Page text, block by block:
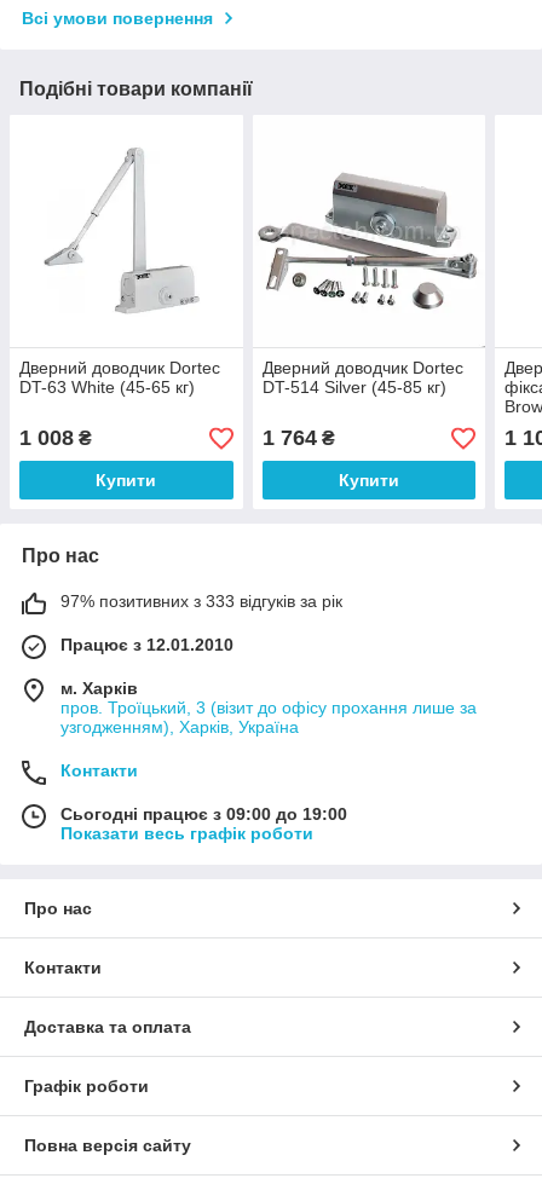
Всі умови повернення
Подібні товари компанії
Дверний доводчик Dortec
DT-63 White (45-65 кг)
1 008 ₴
Купити
Дверний доводчик Dortec
DT-514 Silver (45-85 кг)
1 764₴
Купити
1
Про нас
97% позитивних з 333 відгуків за рік
Працює з 12.01.2010
м. Харків
пров. Троїцький, 3 (візит до офісу прохання лише за
узгодженням), Харків, Україна
Контакти
Сьогодні працює з 09:00 до 19:00
Показати весь графік роботи
Про нас
Контакти
Доставка та оплата
Графік роботи
Повна версія сайту